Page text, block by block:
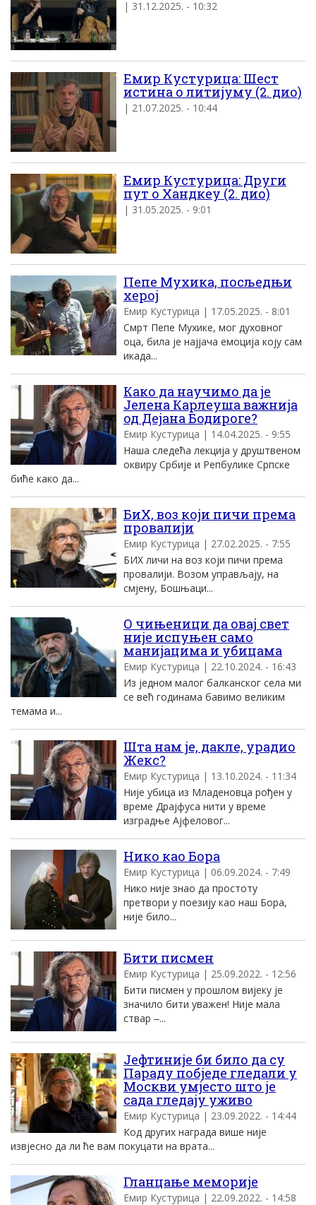
| 31.12.2025. - 10:32
Емир Кустурица: Шест
истина о литијуму (2. дио)
| 21.07.2025. - 10:44
Емир Кустурица: Други
пут о Хандкеу (2. дио)
| 31.05.2025. - 9:01
Пепе Мухика, посљедњи
херој
Емир Кустурица | 17.05.2025. - 8:01
Смрт Пепе Мухике, мог духовног
оца, била је најјача емоција коју сам
икада...
Како да научимо да је
Јелена Карлеуша важнија
од Дејана Бодироге?
Емир Кустурица | 14.04.2025. - 9:55
Наша следећа лекција у друштвеном
оквиру Србије и Репбулике Српске
биће како да...
БиХ, воз који пичи према
провалији
Емир Кустурица | 27.02.2025. - 7:55
БИХ личи на воз који пичи према
провалији. Возом управљају, на
смјену, Бошњаци...
О чињеници да овај свет
није испуњен само
манијацима и убицама
Емир Кустурица | 22.10.2024. - 16:43
Из једном малог балканског села ми
се већ годинама бавимо великим
темама и...
Шта нам је, дакле, урадио
Жекс?
Емир Кустурица | 13.10.2024. - 11:34
Није убица из Младеновца рођен у
време Драјфуса нити у време
изградње Ајфеловог...
Нико као Бора
Емир Кустурица | 06.09.2024. - 7:49
Нико није знао да простоту
претвори у поезију као наш Бора,
није било...
Бити писмен
Емир Кустурица | 25.09.2022. - 12:56
Бити писмен у прошлом вијеку је
значило бити уважен! Није мала
ствар ‒...
Јефтиније би било да су
Параду побједе гледали у
Москви умјесто што је
сада гледају уживо
Емир Кустурица | 23.09.2022. - 14:44
Код других награда више није
извјесно да ли ће вам покуцати на врата...
Гланцање меморије
Емир Кустурица | 22.09.2022. - 14:58